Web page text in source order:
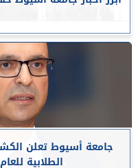
جامعة أسيوط تعلن
الطلابية للعام